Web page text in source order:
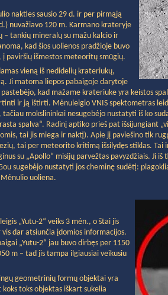
nakties sausio 29 d. ir per pirmąją
nuvažiavo 120 m. Karmano krateryje
– tankių mineralų su mažu kalcio ir
kad šios uolienos pradžioje buvo
paviršių išmestos meteoritų smūgių.
vieną iš nedidelių krateriukų,
Ji matoma liepos pabaigoje darytoje
kad mažame krateriuke yra keistos
ir ją ištirti. Mėnuleigio VNIS spektometras
mokslininkai nesugebėjo nustatyti iš ko
spalva“. Radinį aptiko prieš pat išsijungiant
tai jis miega ir naktį). Apie jį paviešino tik
tai per meteorito kritimą išsilydęs stiklas.
su „Apollo“ misijų parvežtas pavyzdžiais. Ji
sugebėjo nustatyti jos cheminę sudėtį:
uoliena.
„Yutu-2“ veiks 3 mėn., o štai jis
dar atsiunčia įdomios informacijos.
„Yutu-2“ jau buvo dirbęs per 1150
m – tad jis tampa ilgiausiai veikusiu
geometrinių formų objektai yra
toks objektas iškart sukelia